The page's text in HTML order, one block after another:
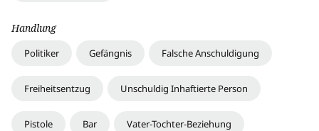
Handlung
Politiker Gefängnis Falsche Anschuldigung
Freiheitsentzug Unschuldig Inhaftierte Person
Pistole Bar Vater-Tochter-Beziehung